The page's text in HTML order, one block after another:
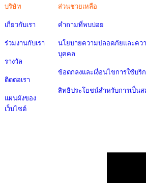
บริษัท
เกี่ยวกับเรา
ร่วมงานกับเรา
รางวัล
ติดต่อเรา
แผนผังของ
เว็บไซต์
ส่วนช่วยเหลือ
คำถามที่พบบ่อย
นโยบายความปลอดภัยและคว
บุคคล
ข้อตกลงและเงื่อนไขการใช้บริ
สิทธิประโยชน์สำหรับการเป็น